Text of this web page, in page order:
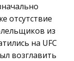
отсутствие
из
на UFC
возглавить